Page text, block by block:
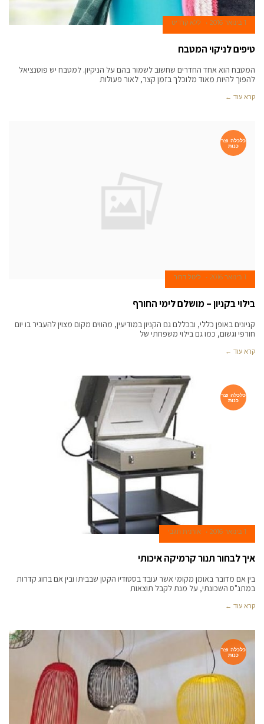
1 בינואר 2016 ללא קרדיט
טיפים לניקוי המטבח
המטבח הוא אחד החדרים שחשוב לשמור בהם על הניקיון. למטבח יש פוטנציאל
להפוך להיות מאוד מלוכלך בזמן קצר, לאור פעולות
קרא עוד ←
כלכלה וצר
כנות
1 בינואר 2016 ליטל דרור
בילוי בקניון – מושלם לימי החורף
קניונים באופן כללי, ובכללם גם הקניון במודיעין, מהווים מקום מצוין להעביר בו יום
חורפי וגשום, כמו גם בילוי משפחתי של
קרא עוד ←
כלכלה וצר
כנות
1 בינואר 2016 אורנית חגבי
איך לבחור תנור קרמיקה איכותי
בין אם מדובר באומן מקומי אשר עובד בסטודיו הקטן שבביתו ובין אם בחוג קדרות
במתנ"ס השכונתי, על מנת לקבל תוצאות
קרא עוד ←
כלכלה וצר
כנות